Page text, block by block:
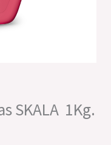
SKALA 1Kg.